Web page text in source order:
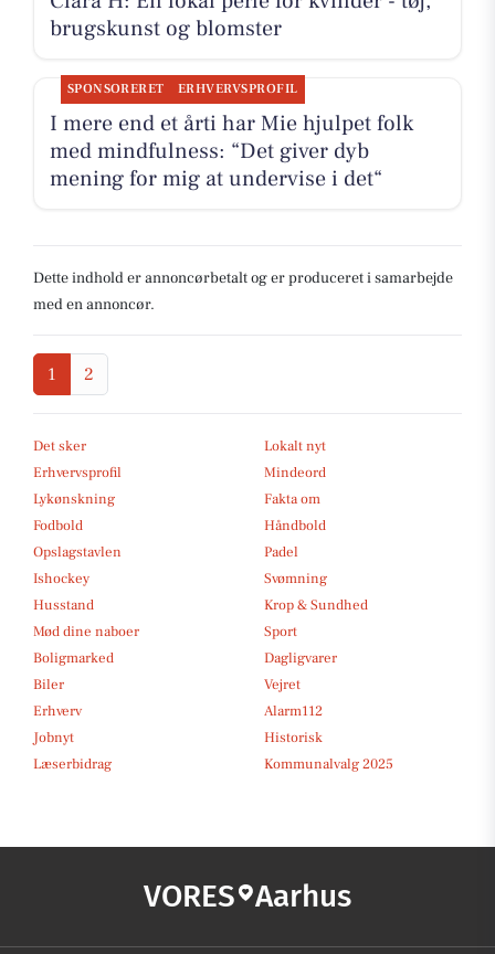
brugskunst og blomster
SPONSORERET ERHVERVSPROFIL
I mere end et årti har Mie hjulpet folk
med mindfulness: “Det giver dyb
mening for mig at undervise i det“
Dette indhold er annoncørbetalt og er produceret i samarbejde
med en annoncør.
1 2
Det sker
Lokalt nyt
Erhvervsprofil
Mindeord
Lykønskning
Fakta om
Fodbold
Håndbold
Opslagstavlen
Padel
Ishockey
Svømning
Husstand
Krop & Sundhed
Mød dine naboer
Sport
Boligmarked
Dagligvarer
Biler
Vejret
Erhverv
Alarm112
Jobnyt
Historisk
Læserbidrag
Kommunalvalg 2025
VORES Aarhus